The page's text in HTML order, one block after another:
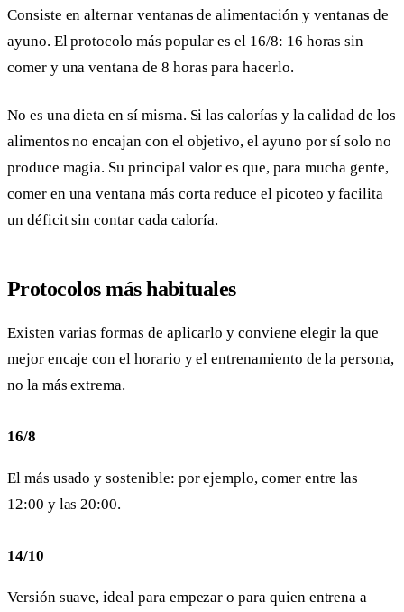
Consiste en alternar ventanas de alimentación y ventanas de
ayuno. El protocolo más popular es el 16/8: 16 horas sin
comer y una ventana de 8 horas para hacerlo.
No es una dieta en sí misma. Si las calorías y la calidad de los
alimentos no encajan con el objetivo, el ayuno por sí solo no
produce magia. Su principal valor es que, para mucha gente,
comer en una ventana más corta reduce el picoteo y facilita
un déficit sin contar cada caloría.
Protocolos más habituales
Existen varias formas de aplicarlo y conviene elegir la que
mejor encaje con el horario y el entrenamiento de la persona,
no la más extrema.
16/8
El más usado y sostenible: por ejemplo, comer entre las
12:00 y las 20:00.
14/10
Versión suave, ideal para empezar o para quien entrena a